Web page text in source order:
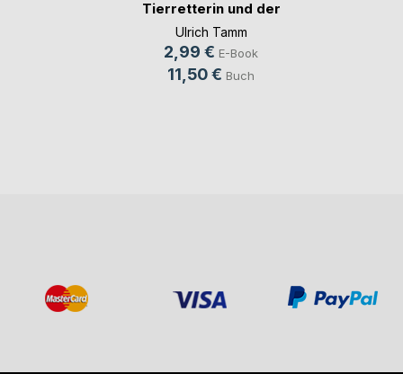
Tierretterin und der
tr(...)
Ulrich Tamm
2,99 € E-Book
11,50 € Buch